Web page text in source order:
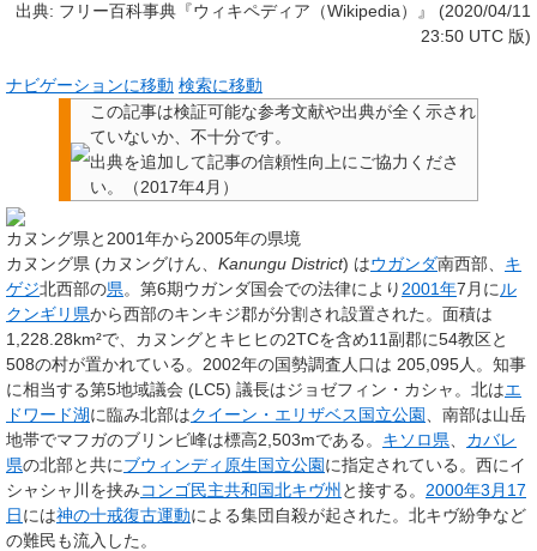
出典: フリー百科事典『ウィキペディア（Wikipedia）』 (2020/04/11
23:50 UTC 版)
ナビゲーションに移動 検索に移動
この記事は検証可能な参考文献や出典が全く示され
ていないか、不十分です。
出典を追加して記事の信頼性向上にご協力くださ
い。
（2017年4月 ）
カヌング県と2001年から2005年の県境
カヌング県 (カヌングけん、 Kanungu District) はウガンダ南西部、 キ
ゲジ北西部の県。第6期ウガンダ国会での法律により 2001年7月に ル
クンギリ県から西部のキンキジ郡が分割され設置された。面積は
1,228.28km²で、カヌングとキヒヒの2TCを含め11副郡に54教区と
508の村が置かれている。2002年の国勢調査人口は 205,095人。知事
に相当する第5地域議会 (LC5) 議長はジョゼフィン・カシャ。北はエ
ドワード湖に臨み北部はクイーン・エリザベス国立公園 、南部は山岳
地帯でマフガのブリンビ峰は標高2,503mである。 キソロ県
カバレ
県の北部と共にブウィンディ原生国立公園に指定されている。西にイ
シャシャ川を挟みコンゴ民主共和国北キヴ州と接する。 2000年3月17
日には神の十戒復古運動による集団自殺が起された。北キヴ紛争など
の難民も流入した。